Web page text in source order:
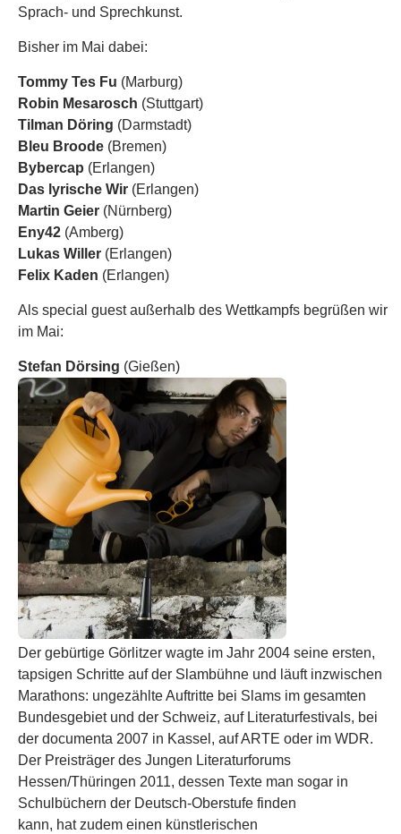
Sprach- und Sprechkunst.
Bisher im Mai dabei:
Tommy Tes Fu (Marburg)
Robin Mesarosch (Stuttgart)
Tilman Döring (Darmstadt)
Bleu Broode (Bremen)
Bybercap (Erlangen)
Das lyrische Wir (Erlangen)
Martin Geier (Nürnberg)
Eny42 (Amberg)
Lukas Willer (Erlangen)
Felix Kaden (Erlangen)
Als special guest außerhalb des Wettkampfs begrüßen wir
im Mai:
Stefan Dörsing (Gießen)
Der gebürtige Görlitzer wagte im Jahr 2004 seine ersten,
tapsigen Schritte auf der Slambühne und läuft inzwischen
Marathons: ungezählte Auftritte bei Slams im gesamten
Bundesgebiet und der Schweiz, auf Literaturfestivals, bei
der documenta 2007 in Kassel, auf ARTE oder im WDR.
Der Preisträger des Jungen Literaturforums
Hessen/Thüringen 2011, dessen Texte man sogar in
Schulbüchern der Deutsch-Oberstufe finden
kann, hat zudem einen künstlerischen